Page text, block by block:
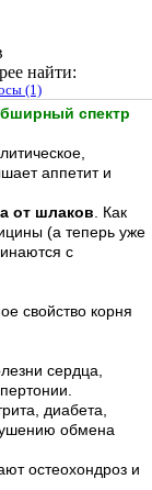
найти:
(1)
спектр
аппетит и
от шлаков . Как
(а теперь уже
с
свойство корня
сердца,
диабета,
обмена
остеохондроз и